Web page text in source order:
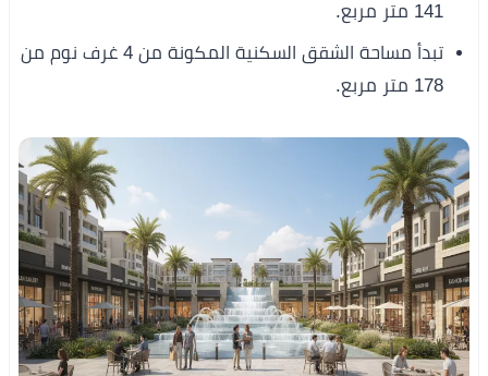
141 متر مربع.
تبدأ مساحة الشقق السكنية المكونة من 4 غرف نوم من
178 متر مربع.